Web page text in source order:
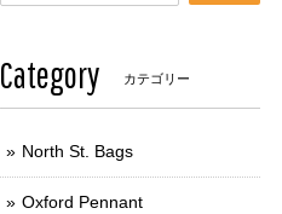
Category カテゴリー
North St. Bags
Oxford Pennant